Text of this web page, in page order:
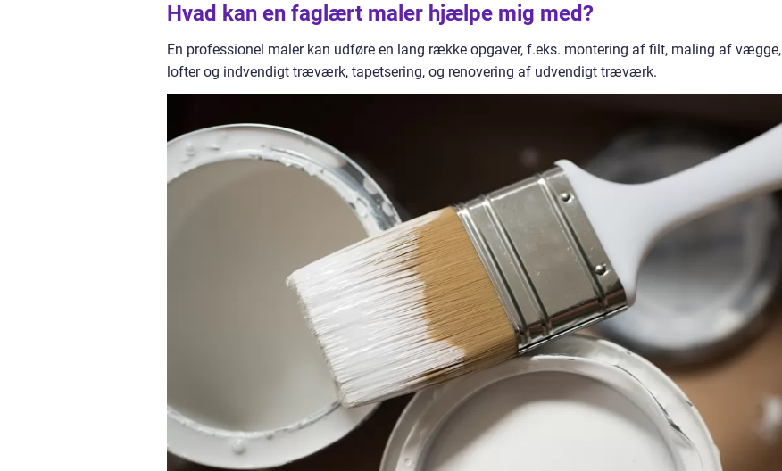
Hvad kan en faglært maler hjælpe mig med?
En professionel maler kan udføre en lang række opgaver, f.eks. montering af filt, maling af vægge,
lofter og indvendigt træværk, tapetsering, og renovering af udvendigt træværk.